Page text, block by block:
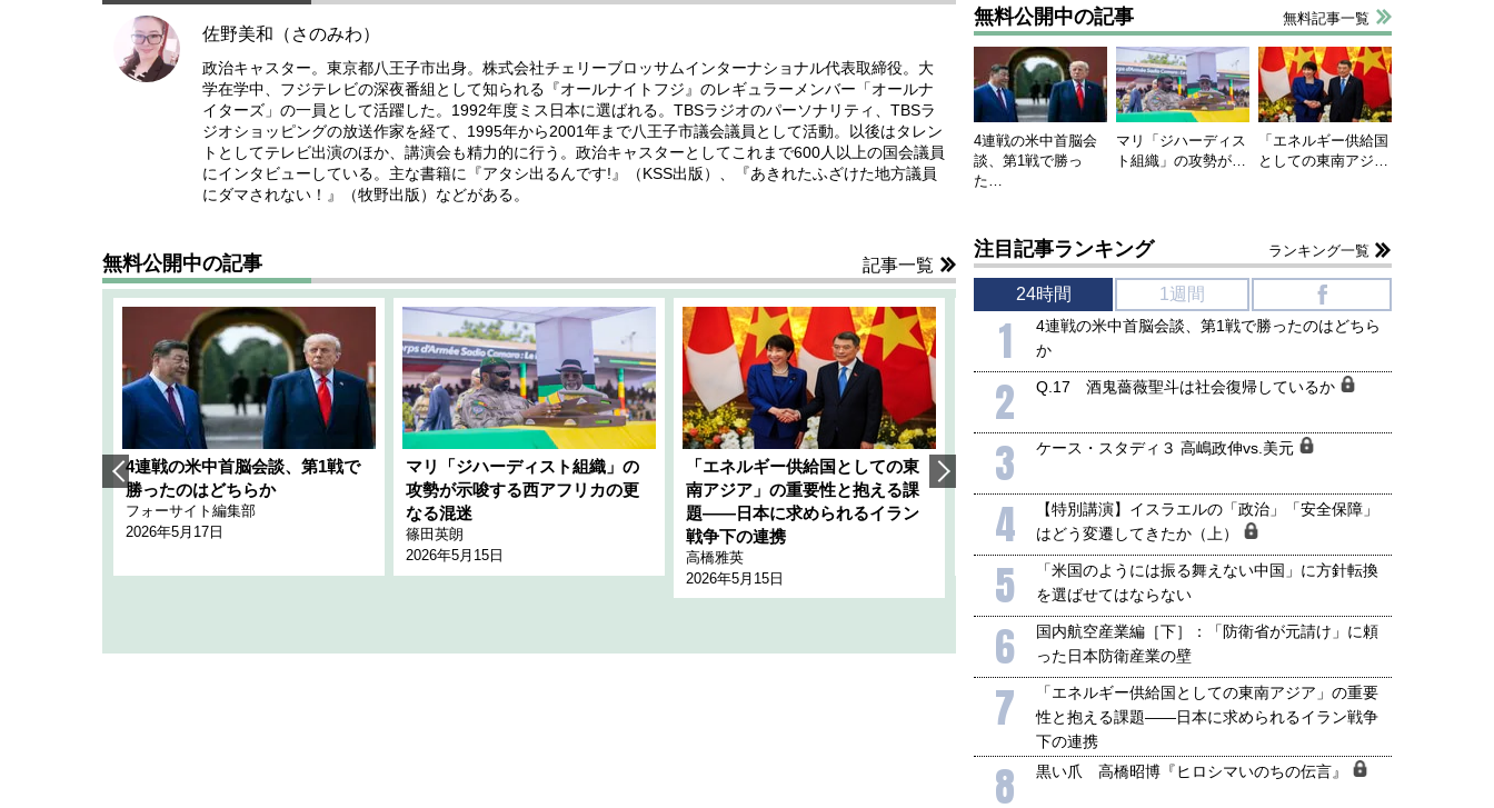
佐野美和（さのみわ）
政治キャスター。東京都八王子市出身。株式会社チェリーブロッサムインターナショナル代表取締役。大
学在学中、フジテレビの深夜番組として知られる『オールナイトフジ』のレギュラーメンバー「オールナ
イターズ」の一員として活躍した。1992年度ミス日本に選ばれる。TBSラジオのパーソナリティ、TBSラ
ジオショッピングの放送作家を経て、1995年から2001年まで八王子市議会議員として活動。以後はタレン
トとしてテレビ出演のほか、講演会も精力的に行う。政治キャスターとしてこれまで600人以上の国会議員
にインタビューしている。主な書籍に『アタシ出るんです!』（KSS出版）、『あきれたふざけた地方議員
にダマされない！』（牧野出版）などがある。
無料公開中の記事 記事一覧
4連戦の米中首脳会談、第1戦で
勝ったのはどちらか
フォーサイト編集部
2026年5月17日
マリ「ジハーディスト組織」の
攻勢が示唆する西アフリカの更
なる混迷
篠田英朗
2026年5月15日
「エネルギー供給国としての東
南アジア」の重要性と抱える課
題――日本に求められるイラン
戦争下の連携
高橋雅英
2026年5月15日
韓国にも理解してほしい「極東
1905年体制」における日米韓安
全保障協力の意味
千々和泰明
2026年5月15日
ネルギー転換が「中国依存」に
行き着くリスク
小山堅
2026年5月14日
無料公開中の記事 無料記事一覧
4連戦の米中首脳会
談、第1戦で勝っ
た…
マリ「ジハーディス
ト組織」の攻勢が…
「エネルギー供給国
としての東南アジ…
注目記事ランキング ランキング一覧
24時間 1週間
1
4連戦の米中首脳会談、第1戦で勝ったのはどちら
か
2 Q.17 酒鬼薔薇聖斗は社会復帰しているか
3 ケース・スタディ３ 高嶋政伸vs.美元
4
【特別講演】イスラエルの「政治」「安全保障」
はどう変遷してきたか（上）
5
「米国のようには振る舞えない中国」に方針転換
を選ばせてはならない
6
国内航空産業編［下］：「防衛省が元請け」に頼
った日本防衛産業の壁
7
「エネルギー供給国としての東南アジア」の重要
性と抱える課題――日本に求められるイラン戦争
下の連携
8 黒い爪 高橋昭博『ヒロシマいのちの伝言』